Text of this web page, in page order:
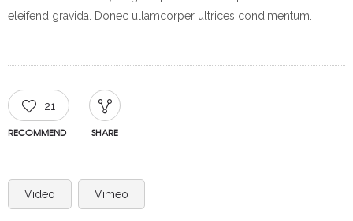
eleifend gravida. Donec ullamcorper ultrices condimentum.
21
RECOMMEND SHARE
Video Vimeo